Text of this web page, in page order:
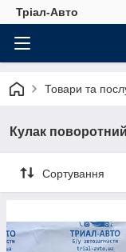
Тріал-Авто
Товари та
Кулак
Сортування